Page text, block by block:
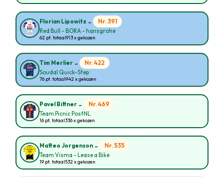
Florian Lipowitz - Nr. 391
Red Bull - BORA - hansgrohe
62 pt. totaal913 x gekozen
Tim Merlier - Nr. 422
Soudal Quick-Step
76 pt. totaal942 x gekozen
Pavel Bittner - Nr. 469
Team Picnic PostNL
16 pt. totaal336 x gekozen
Matteo Jorgenson - Nr. 535
Team Visma - Lease a Bike
19 pt. totaal532 x gekozen